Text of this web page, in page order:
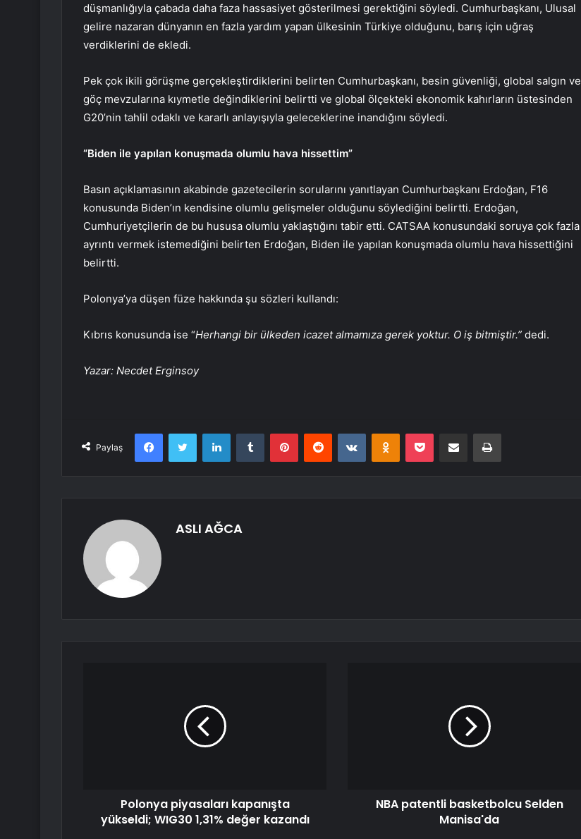
düşmanlığıyla çabada daha faza hassasiyet gösterilmesi gerektiğini söyledi. Cumhurbaşkanı, Ulusal
gelire nazaran dünyanın en fazla yardım yapan ülkesinin Türkiye olduğunu, barış için uğraş
verdiklerini de ekledi.
Pek çok ikili görüşme gerçekleştirdiklerini belirten Cumhurbaşkanı, besin güvenliği, global salgın ve
göç mevzularına kıymetle değindiklerini belirtti ve global ölçekteki ekonomik kahırların üstesinden
G20’nin tahlil odaklı ve kararlı anlayışıyla geleceklerine inandığını söyledi.
“Biden ile yapılan konuşmada olumlu hava hissettim”
Basın açıklamasının akabinde gazetecilerin sorularını yanıtlayan Cumhurbaşkanı Erdoğan, F16
konusunda Biden’ın kendisine olumlu gelişmeler olduğunu söylediğini belirtti. Erdoğan,
Cumhuriyetçilerin de bu hususa olumlu yaklaştığını tabir etti. CATSAA konusundaki soruya çok fazla
ayrıntı vermek istemediğini belirten Erdoğan, Biden ile yapılan konuşmada olumlu hava hissettiğini
belirtti.
Polonya’ya düşen füze hakkında şu sözleri kullandı:
Kıbrıs konusunda ise “Herhangi bir ülkeden icazet almamıza gerek yoktur. O iş bitmiştir.” dedi.
Yazar: Necdet Erginsoy
Paylaş
FacebookTwitter LinkedInTumblr PinterestReddit VKontakteOdnoklassniki
Pocket E-Posta ile paylaş Yazdır
ASLI AĞCA
Polonya piyasaları kapanışta
yükseldi; WIG30 1,31% değer kazandı
NBA patentli basketbolcu Selden
Manisa'da